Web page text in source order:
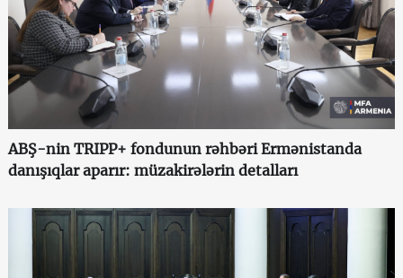
ABŞ-nin TRIPP+ fondunun rəhbəri Ermənistanda
danışıqlar aparır: müzakirələrin detalları